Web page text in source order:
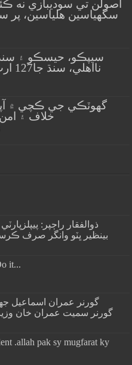
سگهياسين هلياسين، پر
سيپڪو، حيسڪو ۽
نااهلي، سنڌ جا127 ارب رپيا ٻڏي ويا؟
گهوٽڪي جي ڪچي ۾
خلاف ۽ امن
ذوالفقار راڄپر:
بينظير ڀٽو وانگر صرف
it...
گورنر سميت عمران خان
.allah pak sy mugfarat ky